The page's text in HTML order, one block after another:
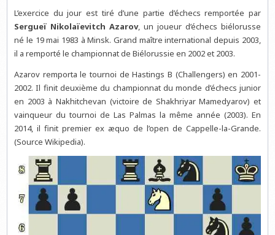
L’exercice du jour est tiré d’une partie d’échecs remportée par
Sergueï Nikolaïevitch Azarov, un joueur d’échecs biélorusse
né le 19 mai 1983 à Minsk. Grand maître international depuis 2003,
il a remporté le championnat de Biélorussie en 2002 et 2003.
Azarov remporta le tournoi de Hastings B (Challengers) en 2001-
2002. Il finit deuxième du championnat du monde d’échecs junior
en 2003 à Nakhitchevan (victoire de Shakhriyar Mamedyarov) et
vainqueur du tournoi de Las Palmas la même année (2003). En
2014, il finit premier ex æquo de l’open de Cappelle-la-Grande.
(Source Wikipedia).